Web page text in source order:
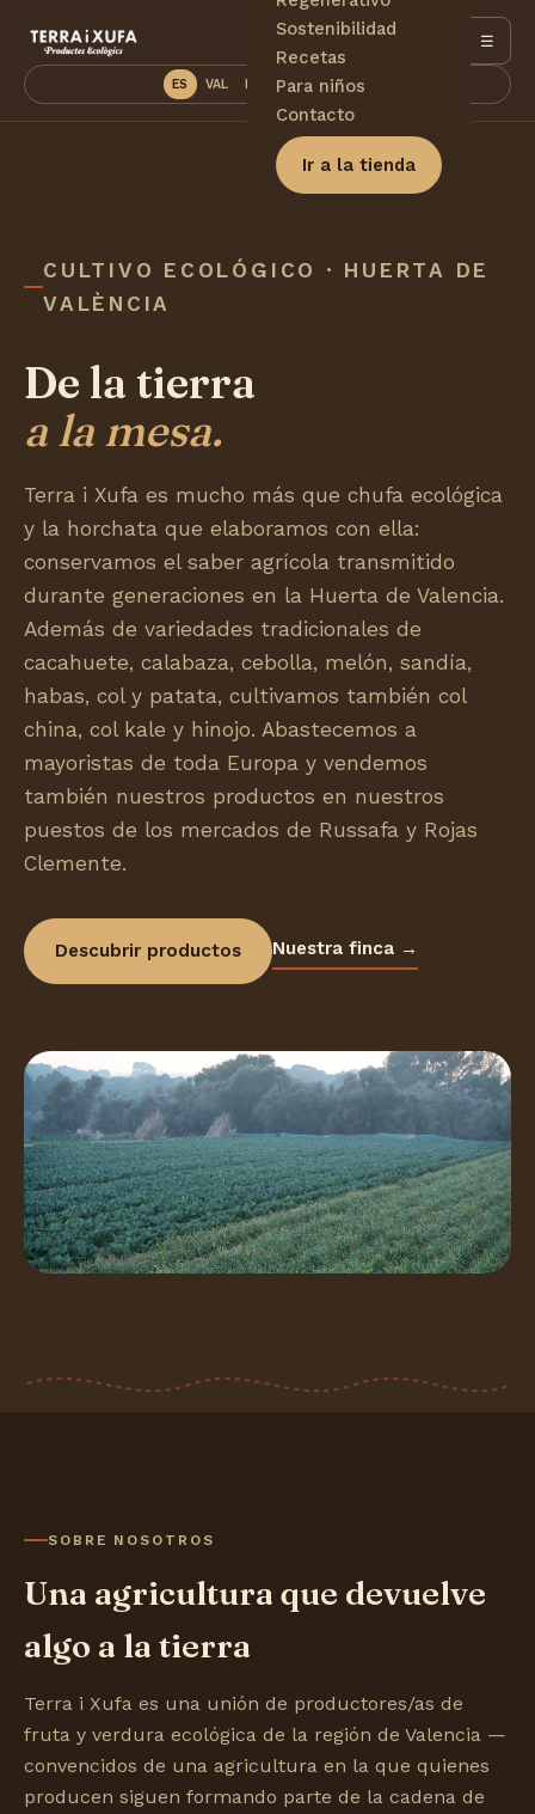
Sostenibilidad
Recetas
Para niños
Contacto
Ir a la tienda
ES VAL EN DE PT FR
☰
CULTIVO ECOLÓGICO · HUERTA DE
VALÈNCIA
De la tierra
a la mesa.
Terra i Xufa es mucho más que chufa ecológica
y la horchata que elaboramos con ella:
conservamos el saber agrícola transmitido
durante generaciones en la Huerta de Valencia.
Además de variedades tradicionales de
cacahuete, calabaza, cebolla, melón, sandía,
habas, col y patata, cultivamos también col
china, col kale y hinojo. Abastecemos a
mayoristas de toda Europa y vendemos
también nuestros productos en nuestros
puestos de los mercados de Russafa y Rojas
Clemente.
Descubrir productos Nuestra finca →
SOBRE NOSOTROS
Una agricultura que devuelve
algo a la tierra
Terra i Xufa es una unión de productores/as de
fruta y verdura ecológica de la región de Valencia —
convencidos de una agricultura en la que quienes
producen siguen formando parte de la cadena de